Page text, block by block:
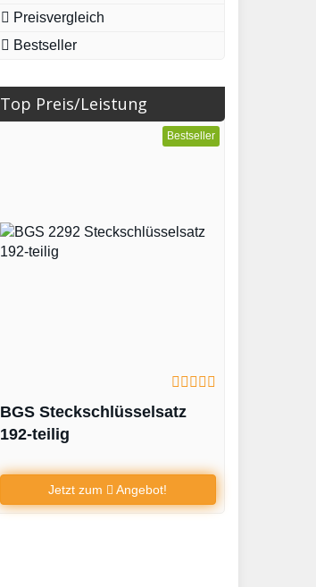
Preisvergleich
Bestseller
Top Preis/Leistung
Bestseller
BGS Steckschlüsselsatz
192-teilig
Jetzt zum Angebot!